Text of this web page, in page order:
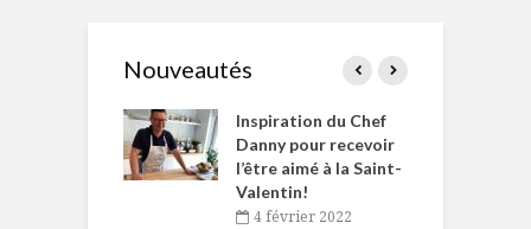
Nouveautés
Inspiration du Chef
Danny pour recevoir
l’être aimé à la Saint-
Valentin!
4 février 2022